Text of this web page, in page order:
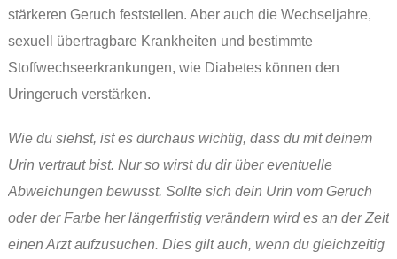
stärkeren Geruch feststellen. Aber auch die Wechseljahre,
sexuell übertragbare Krankheiten und bestimmte
Stoffwechseerkrankungen, wie Diabetes können den
Uringeruch verstärken.
Wie du siehst, ist es durchaus wichtig, dass du mit deinem
Urin vertraut bist. Nur so wirst du dir über eventuelle
Abweichungen bewusst. Sollte sich dein Urin vom Geruch
oder der Farbe her längerfristig verändern wird es an der Zeit
einen Arzt aufzusuchen. Dies gilt auch, wenn du gleichzeitig